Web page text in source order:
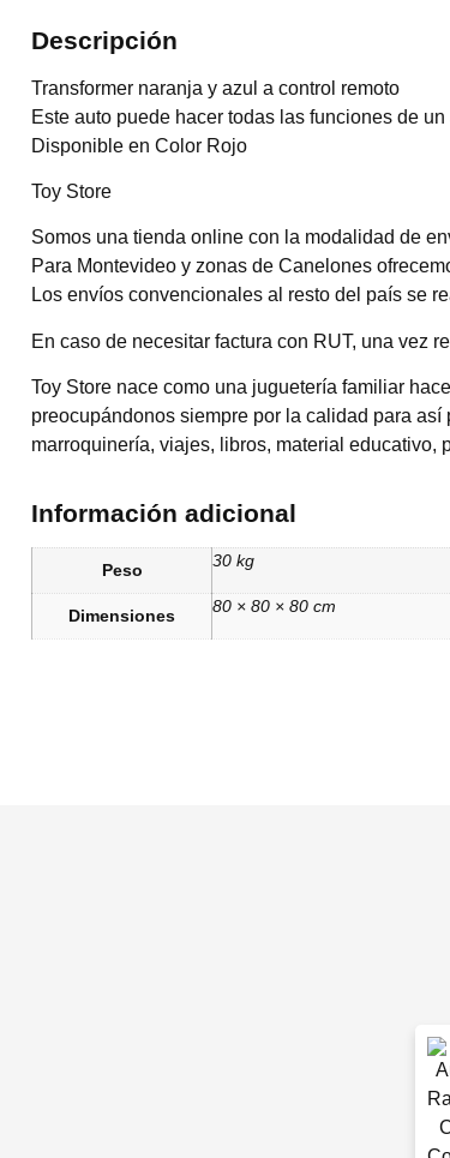
Descripción
Transformer naranja y azul a control remoto
Este auto puede hacer todas las funciones de
Disponible en Color Rojo
Toy Store
Somos una tienda online con la modalidad de
Para Montevideo y zonas de Canelones
Los envíos convencionales al resto del país se
En caso de necesitar factura con RUT, una vez
Toy Store nace como una juguetería familiar
preocupándonos siempre por la calidad para
marroquinería, viajes, libros, material educativo,
Información adicional
Peso 30 kg
Dimensiones 80 × 80 × 80 cm